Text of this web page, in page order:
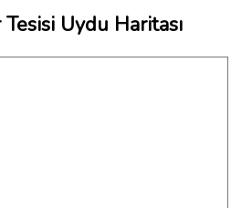
Uydu Haritası